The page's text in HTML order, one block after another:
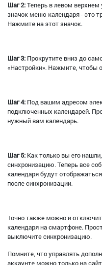
Шаг 2:Теперь в левом верхнем
значок меню календаря - это
Нажмите на этот значок.
Шаг 3: Прокрутите вниз до
«Настройки». Нажмите, чтобы
Шаг 4: Под вашим адресом
подключенных календарей.
нужный вам календарь.
Шаг 5: Как только вы его
синхронизацию. Теперь все
календаря будут
после синхронизации.
Точно также можно и
календаря на смартфоне.
выключите синхронизацию.
Помните, что управлять
аккаунте можно только на